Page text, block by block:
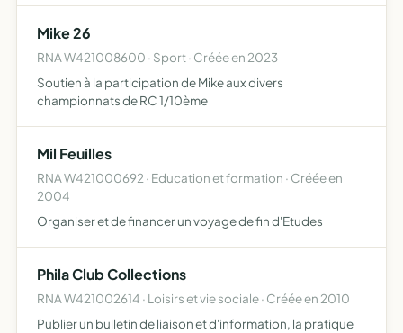
Mike 26
RNA W421008600 · Sport · Créée en 2023
Soutien à la participation de Mike aux divers
championnats de RC 1/10ème
Mil Feuilles
RNA W421000692 · Education et formation · Créée en
2004
Organiser et de financer un voyage de fin d'Etudes
Phila Club Collections
RNA W421002614 · Loisirs et vie sociale · Créée en 2010
Publier un bulletin de liaison et d'information, la pratique